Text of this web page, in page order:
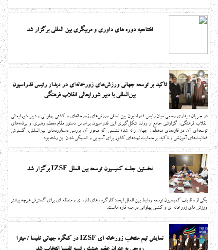
افتتاحیه دوره های داوری و مربیگری بین المللی برگزار شد
تاکید بر توسعه جهانی ورزش‌های زورخانه‌ای در دیدار رئیس فدراسیون
بین‌المللی با دبیر شورایعالی انقلاب فرهنگی
در جریان دیداری رسمی میان رئیس فدراسیون بین‌المللی ورزش‌های زورخانه‌ای و کشتی پهلوانی و دبیر شورایعالی
انقلاب فرهنگی، گزارشی جامع از روند شکل‌گیری این فدراسیون براساس دستور مقام معظم رهبری و برنامه‌های
توسعه‌ای آن در قاره‌های مختلف جهان ارائه شد؛ نشستی که محور آن بررسی دستاوردهای بین‌المللی، گسترش
فعالیت‌های آموزشی و تاکید بر حمایت نهادهای کشور برای آسیایی و المپیکی شدن این رشته بود.
نخستین جلسه کمیسیون توسعه بین الملل IZSF برگزار شد
یکی از وظایف کمیسیون توسعه روابط بین الملل ایجادکارگروه های قاره ای و منطقه ای برای گسترش هرچه بیشتر
ورزش های زورخانه ای و کشتی پهلوانی در همه قاره هاست.
نمایش تیم منتخب زورخانه ای IZSF در کنگره جهانی تفیسا / میترا